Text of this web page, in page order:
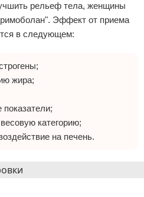
рельеф тела, женщины
Эффект от приема
в следующем:
жира;
категорию;
на печень.